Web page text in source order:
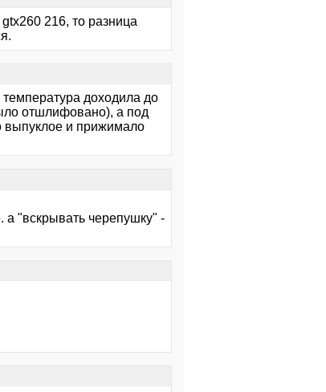
216, то разница
доходила до
отшлифовано), а под
выпуклое и прижимало
"вскрывать черепушку" -